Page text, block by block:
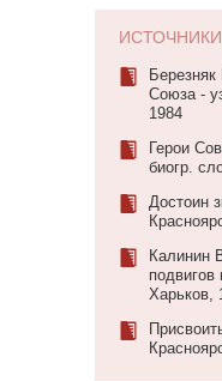
ИСТОЧНИКИ
Березняк
Союза -
1984
Герои
биогр.
Достоин
Калинин
Харьков,